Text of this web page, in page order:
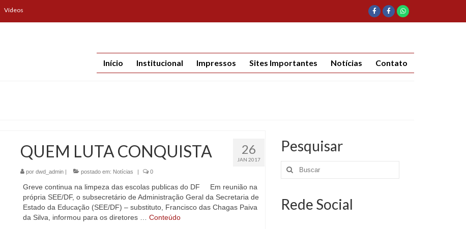
Vídeos
Início Institucional Impressos Sites Importantes Notícias Contato
26
JAN 2017
QUEM LUTA CONQUISTA
por dwd_admin| postado em: Notícias | 0
Greve continua na limpeza das escolas publicas do DF Em reunião na
própria SEE/DF, o subsecretário de Administração Geral da Secretaria de
Estado da Educação (SEE/DF) – substituto, Francisco das Chagas Paiva
da Silva, informou para os diretores … Conteúdo
Pesquisar
Rede Social